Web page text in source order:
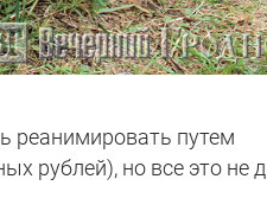
реанимировать путем
рублей), но все это не